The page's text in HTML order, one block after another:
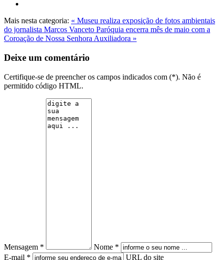
Mais nesta categoria: « Museu realiza exposição de fotos ambientais
do jornalista Marcos Vanceto Paróquia encerra mês de maio com a
Coroação de Nossa Senhora Auxiliadora »
Deixe um comentário
Certifique-se de preencher os campos indicados com (*). Não é
permitido código HTML.
Mensagem *
Nome *
E-mail *
URL do site